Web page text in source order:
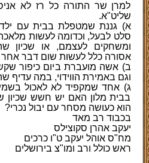
למרן שר התורה כל רז לא
שליט"א.
א) גננת שמטפלת בבית עם
סלט לבעל, וכדומה לעשות
ומשחקים לעצמם, או שכיון
אסורה כלל לעשות שום דבר
ב) אשה מועברת ביום כיפור
וגם באמירת הווידוי, במה עדיף
ג) אחד שמקפיד לא לאכול
בבית מלון האם יש חשש
הוא כעושה מסחר עם יבול נכרי?
בכבוד רב מאד
יעקב אהרן סקוצילס
מח"ס אוהל יעקב ט"ו כרכים
ראש כולל ורב ומו"צ בירושלים